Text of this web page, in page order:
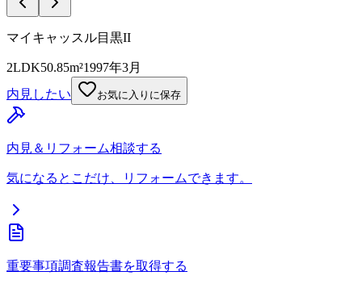
マイキャッスル目黒II
2LDK50.85m²1997年3月
内見したい
お気に入りに保存
内見＆リフォーム相談する
気になるとこだけ、リフォームできます。
重要事項調査報告書を取得する